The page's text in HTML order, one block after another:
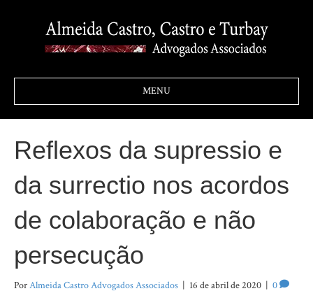
MENU
Reflexos da supressio e
da surrectio nos acordos
de colaboração e não
persecução
PorAlmeida Castro Advogados Associados | 16 de abril de 2020 | 0